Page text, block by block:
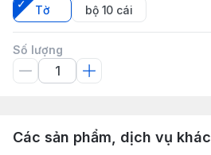
Tờ
bộ 10 cái
Số lượng
Các sản phẩm, dịch vụ khác